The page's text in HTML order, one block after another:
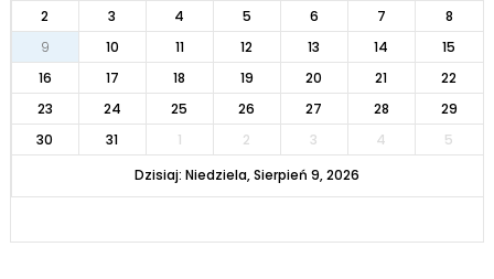
2
3 4 5 6 7
8
9
10 11 12 13 14
15
16
17 18 19 20 21
22
23
24 25 26 27 28
29
30
31 1 2 3 4
5
Dzisiaj: Niedziela, Sierpień 9, 2026